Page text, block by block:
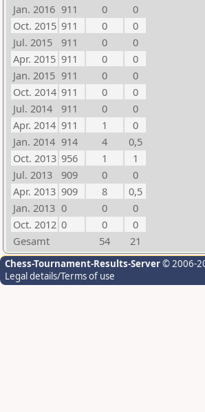
Jan. 2016 911 0
0
Oct. 2015 911 0
0
Jul. 2015
911 0
0
Apr. 2015 911 0
0
Jan. 2015 911 0
0
Oct. 2014 911 0
0
Jul. 2014
911 0
0
Apr. 2014 911 1
0
Jan. 2014 914 4
0,5
Oct. 2013 956 1
1
Jul. 2013
909 0
0
Apr. 2013 909 8
0,5
Jan. 2013 0 0
0
Oct. 2012 0 0
0
Gesamt
54 21
Chess-Tournament-Results-Server© 2006-
Legal details/Terms of use